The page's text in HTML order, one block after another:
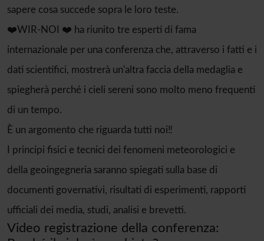
sapere cosa succede sopra le loro teste.
❤️WIR-NOI ❤️ ha riunito tre esperti di fama
internazionale per una conferenza che, attraverso i fatti e i
dati scientifici, mostrerà un'altra faccia della medaglia e
spiegherà perché i cieli sereni sono molto meno frequenti
di un tempo.
È un argomento che riguarda tutti noi‼️
I principi fisici e tecnici dei fenomeni meteorologici e
della geoingegneria saranno spiegati sulla base di
documenti governativi, risultati di esperimenti, rapporti
ufficiali dei media, studi, analisi e brevetti.
Video registrazione della conferenza: